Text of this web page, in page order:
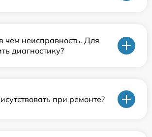
чем неисправность. Для
диагностику?
при ремонте?